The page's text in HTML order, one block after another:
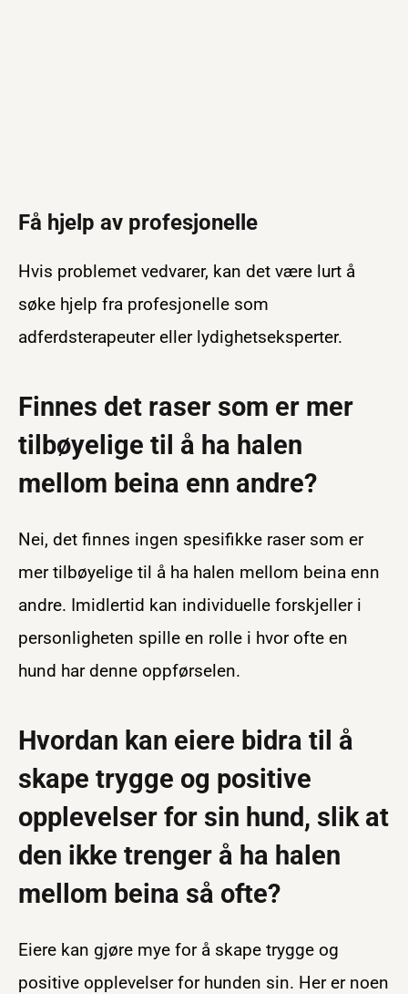
Få hjelp av profesjonelle
Hvis problemet vedvarer, kan det være lurt å
søke hjelp fra profesjonelle som
adferdsterapeuter eller lydighetseksperter.
Finnes det raser som er mer
tilbøyelige til å ha halen
mellom beina enn andre?
Nei, det finnes ingen spesifikke raser som er
mer tilbøyelige til å ha halen mellom beina enn
andre. Imidlertid kan individuelle forskjeller i
personligheten spille en rolle i hvor ofte en
hund har denne oppførselen.
Hvordan kan eiere bidra til å
skape trygge og positive
opplevelser for sin hund, slik at
den ikke trenger å ha halen
mellom beina så ofte?
Eiere kan gjøre mye for å skape trygge og
positive opplevelser for hunden sin. Her er noen